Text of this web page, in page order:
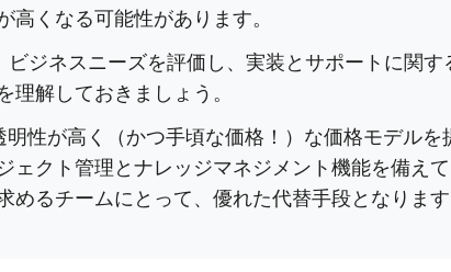
高くなる可能性があります。
ビジネスニーズを評価し、実装とサポートに関す
理解しておきましょう。
明性が高く（かつ手頃な価格！）な価格モデルを
ェクト管理とナレッジマネジメント機能を備え
めるチームにとって、優れた代替手段となります